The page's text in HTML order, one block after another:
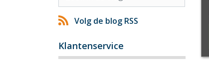
Volg de blog RSS
Klantenservice